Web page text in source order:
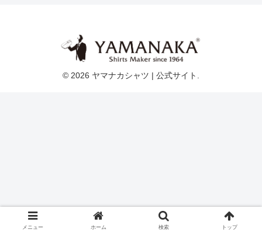
© 2026 ヤマナカシャツ | 公式サイト.
メニュー ホーム 検索 トップ